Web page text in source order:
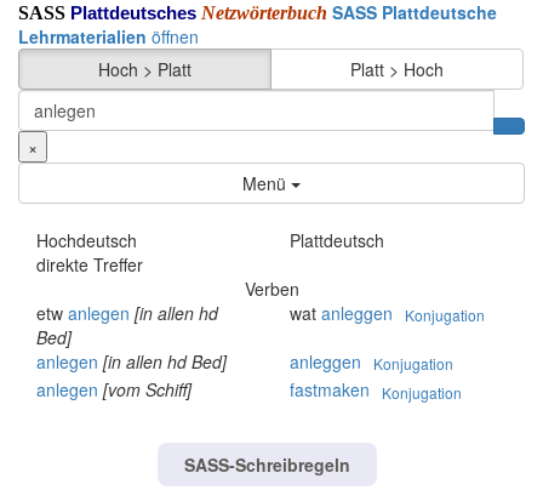
SASS Plattdeutsches Netzwörterbuch SASS Plattdeutsche
Lehrmaterialien öffnen
Hoch > Platt
Platt > Hoch
×
Menü
Hochdeutsch
Plattdeutsch
direkte Treffer
Verben
etw anlegen [in allen hd
Bed]
wat anleggen Konjugation
anlegen [in allen hd Bed] anleggen Konjugation
anlegen [vom Schiff] fastmaken Konjugation
SASS-Schreibregeln